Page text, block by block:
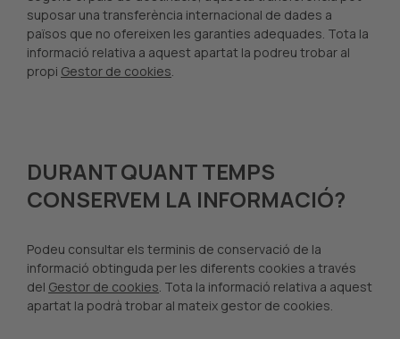
suposar una transferència internacional de dades a
països que no ofereixen les garanties adequades. Tota la
informació relativa a aquest apartat la podreu trobar al
propi Gestor de cookies.
DURANT QUANT TEMPS
CONSERVEM LA INFORMACIÓ?
Podeu consultar els terminis de conservació de la
informació obtinguda per les diferents cookies a través
del Gestor de cookies. Tota la informació relativa a aquest
apartat la podrà trobar al mateix gestor de cookies.